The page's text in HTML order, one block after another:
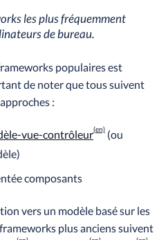
les plus fréquemment
de bureau.
populaires est
de noter que tous suivent
:
vue-contrôleur
(ou
composants
vers un modèle basé sur les
frameworks plus anciens suivent